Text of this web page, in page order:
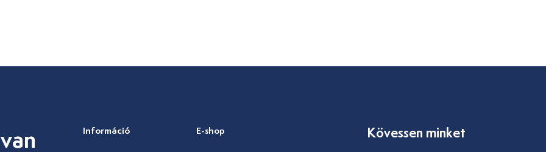
Információ E-shop Kövessen minket